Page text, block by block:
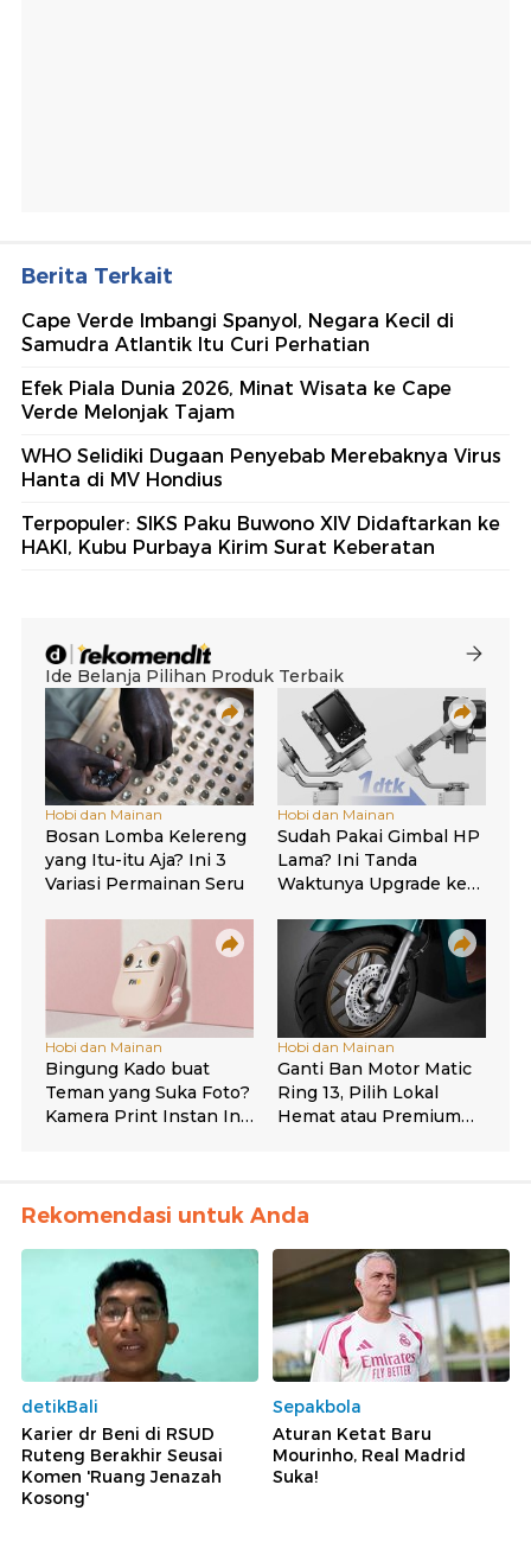
Berita Terkait
Cape Verde Imbangi Spanyol, Negara Kecil di
Samudra Atlantik Itu Curi Perhatian
Efek Piala Dunia 2026, Minat Wisata ke Cape
Verde Melonjak Tajam
WHO Selidiki Dugaan Penyebab Merebaknya Virus
Hanta di MV Hondius
Terpopuler: SIKS Paku Buwono XIV Didaftarkan ke
HAKI, Kubu Purbaya Kirim Surat Keberatan
Rekomendasi untuk Anda
detikBali
Karier dr Beni di RSUD
Ruteng Berakhir Seusai
Komen 'Ruang Jenazah
Kosong'
Sepakbola
Aturan Ketat Baru
Mourinho, Real Madrid
Suka!